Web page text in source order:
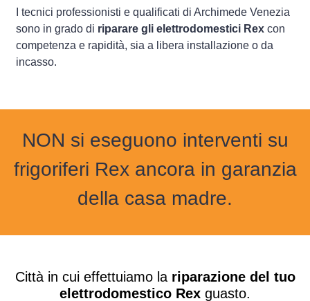
I tecnici professionisti e qualificati di Archimede Venezia
sono in grado di riparare gli elettrodomestici Rex con
competenza e rapidità, sia a libera installazione o da
incasso.
NON si eseguono interventi su
frigoriferi Rex ancora in garanzia
della casa madre.
Città in cui effettuiamo la riparazione del tuo
elettrodomestico Rex guasto.